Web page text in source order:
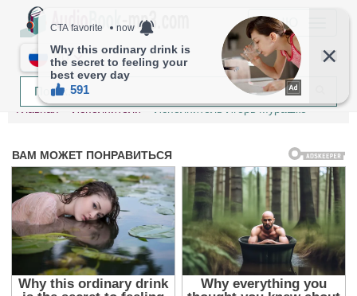
МЕНЮ
RU
Главная Исполнители Исполнитель Игорь Мурашко